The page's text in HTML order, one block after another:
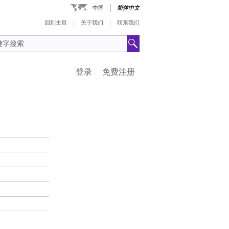
中国 简体中文
回到主页 关于我们 联系我们
免费注册
登录